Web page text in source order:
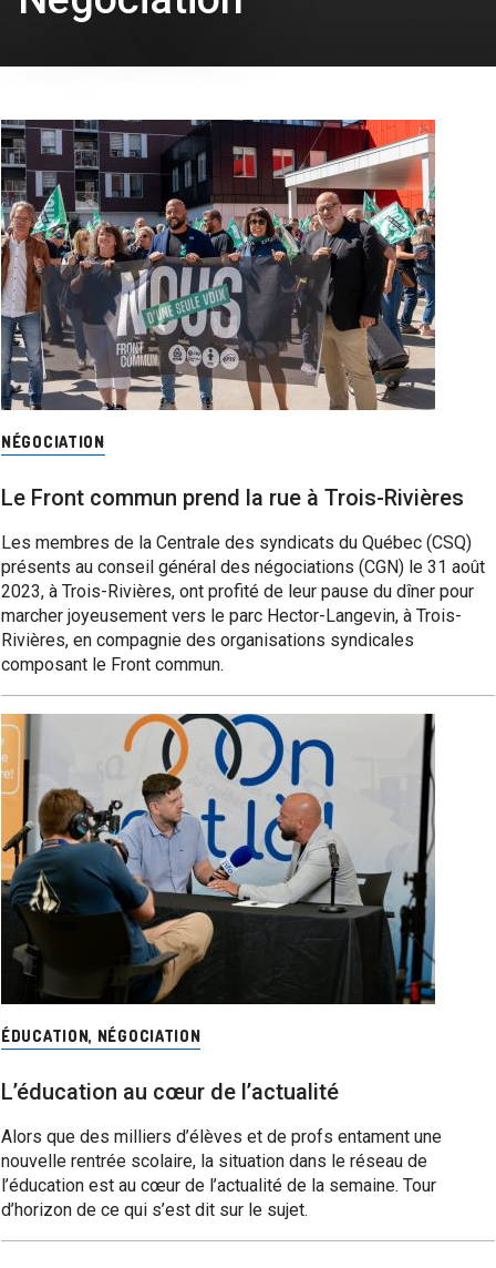
NÉGOCIATION
Le Front commun prend la rue à Trois-Rivières
Les membres de la Centrale des syndicats du Québec (CSQ)
présents au conseil général des négociations (CGN) le 31 août
2023, à Trois-Rivières, ont profité de leur pause du dîner pour
marcher joyeusement vers le parc Hector-Langevin, à Trois-
Rivières, en compagnie des organisations syndicales
composant le Front commun.
ÉDUCATION, NÉGOCIATION
L’éducation au cœur de l’actualité
Alors que des milliers d’élèves et de profs entament une
nouvelle rentrée scolaire, la situation dans le réseau de
l’éducation est au cœur de l’actualité de la semaine. Tour
d’horizon de ce qui s’est dit sur le sujet.